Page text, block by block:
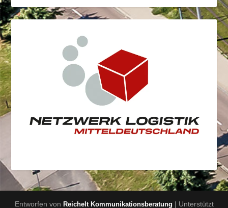
Entworfen von Reichelt Kommunikationsberatung | Unterstützt